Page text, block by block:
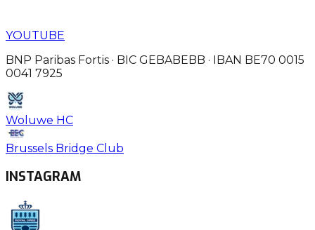
YOUTUBE
BNP Paribas Fortis · BIC GEBABEBB · IBAN BE70 0015
0041 7925
Woluwe HC
Brussels Bridge Club
INSTAGRAM